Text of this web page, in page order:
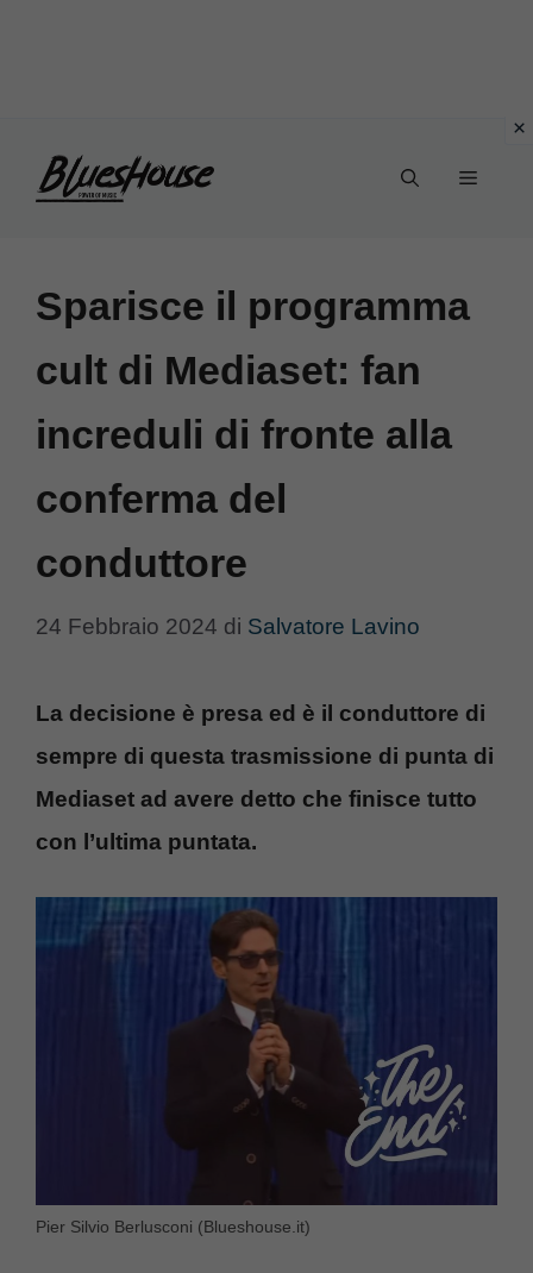
Menu
Sparisce il programma
cult di Mediaset: fan
increduli di fronte alla
conferma del
conduttore
24 Febbraio 2024 di Salvatore Lavino
La decisione è presa ed è il conduttore di
sempre di questa trasmissione di punta di
Mediaset ad avere detto che finisce tutto
con l’ultima puntata.
Pier Silvio Berlusconi (Blueshouse.it)